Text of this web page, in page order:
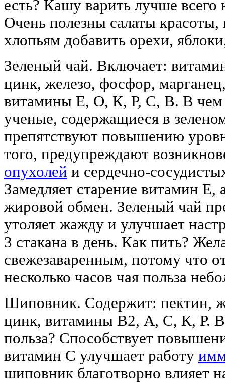
есть? Кашу варить лучше всего
Очень полезны салаты красоты,
хлопьям добавить орехи,
Зеленый чай. Включает:
цинк, железо, фосфор,
витамины Е, О, К, Р, С, В. В чем
ученые, содержащиеся в
препятствуют повышению
того, предупреждают
опухолей и сердечно-
Замедляет старение витамин Е,
жировой обмен. Зеленый чай
утоляет жажду и улучшает
3 стакана в день. Как пить?
свежезаваренным, потому что
несколько часов чая польза
Шиповник. Содержит: пектин,
цинк, витамины В2, А, С, К, Р.
польза? Способствует
витамин С улучшает работу
шиповник благотворно влияет